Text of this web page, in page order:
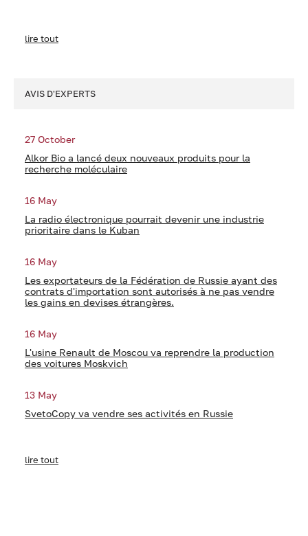
lire tout
AVIS D'EXPERTS
27 October
Alkor Bio a lancé deux nouveaux produits pour la
recherche moléculaire
16 May
La radio électronique pourrait devenir une industrie
prioritaire dans le Kuban
16 May
Les exportateurs de la Fédération de Russie ayant des
contrats d'importation sont autorisés à ne pas vendre
les gains en devises étrangères.
16 May
L'usine Renault de Moscou va reprendre la production
des voitures Moskvich
13 May
SvetoCopy va vendre ses activités en Russie
lire tout